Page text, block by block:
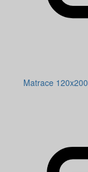
Matrace 120x200